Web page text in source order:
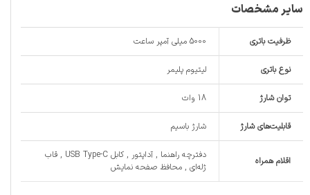
سایر مشخصات
ظرفیت باتری 5000 میلی آمپر ساعت
نوع باتری لیتیوم پلیمر
توان شارژ 18 وات
قابلیت‌های شارژ شارژ باسیم
اقلام همراه
دفترچه‌ راهنما , آداپتور , کابل USB Type-C , قاب
ژله‌ای , محافظ صفحه نمایش